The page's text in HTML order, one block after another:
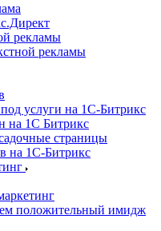
рекламы
рекламы
под услуги на 1С-Битрикс
на 1С Битрикс
страницы
на 1С-Битрикс
положительный имидж